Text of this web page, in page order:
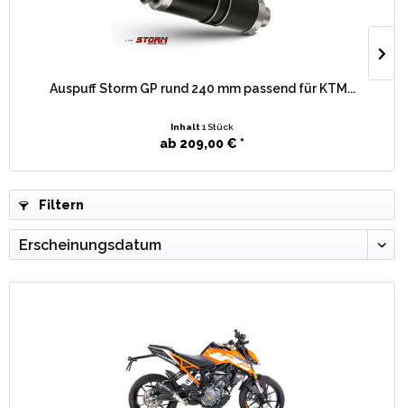
Auspuff Storm GP rund 240 mm passend für KTM...
Inhalt 1 Stück
ab 209,00 € *
Filtern